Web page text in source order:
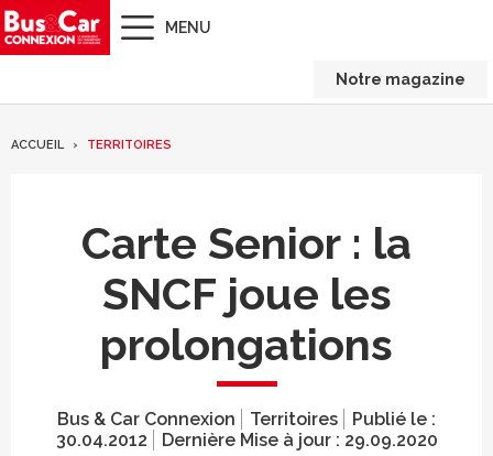
MENU
Notre magazine
ACCUEIL TERRITOIRES
Carte Senior : la
SNCF joue les
prolongations
Bus & Car Connexion Territoires
Publié le :
30.04.2012
Dernière Mise à jour : 29.09.2020